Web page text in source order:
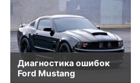
Диагностика ошибок
Ford Mustang